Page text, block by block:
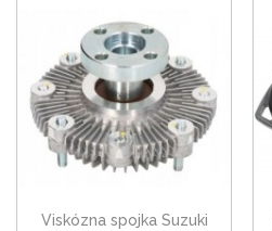
Viskózna spojka Suzuki